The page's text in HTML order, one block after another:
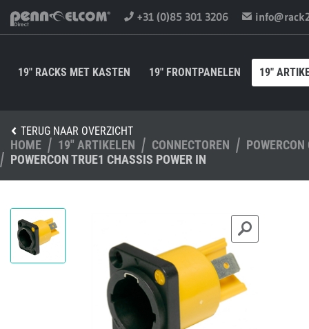
+31 (0)85 301 3206
19" RACKS MET KASTEN 19" FRONTPANELEN 19"
TERUG NAAR OVERZICHT
HOME 19" ARTIKELEN CONNECTOREN
POWERCON TRUE1 CHASSIS POWER IN